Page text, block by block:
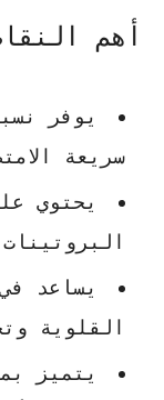
أهم
يوفر
سريعة
يحتوي
يساعد
القلوية
يتميز